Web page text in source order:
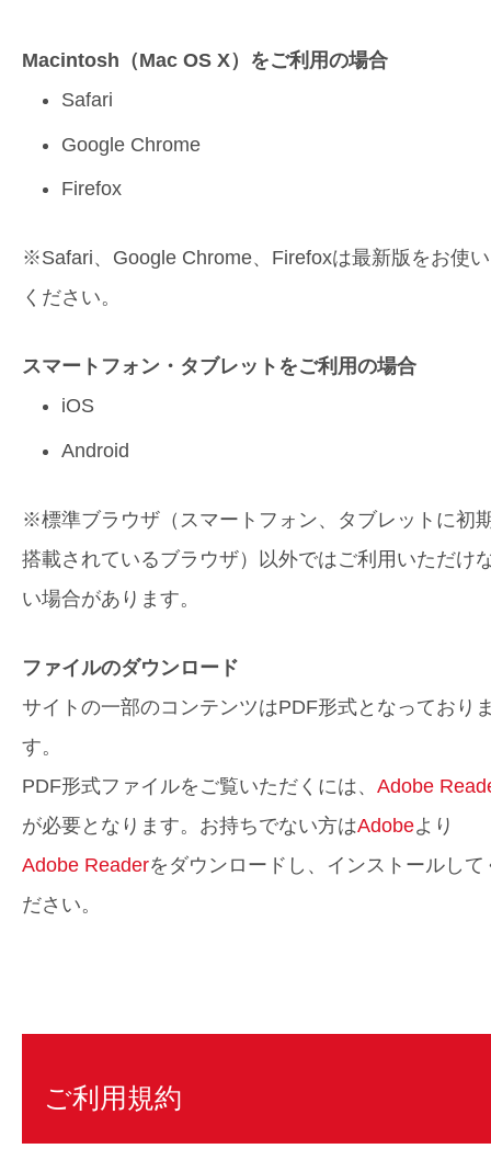
Macintosh（Mac OS X）をご利用の場合
Safari
Google Chrome
Firefox
※Safari、Google Chrome、Firefoxは最新版をお使い
ください。
スマートフォン・タブレットをご利用の場合
iOS
Android
※標準ブラウザ（スマートフォン、タブレットに初
搭載されているブラウザ）以外ではご利用いただけ
い場合があります。
ファイルのダウンロード
サイトの一部のコンテンツはPDF形式となっており
す。
PDF形式ファイルをご覧いただくには、 Adobe
が必要となります。お持ちでない方はAdobeより
Adobe Readerをダウンロードし、インストールして
ださい。
ご利用規約